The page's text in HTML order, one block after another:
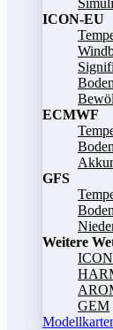
ICON-EU
ECMWF
GFS
Weitere
GEM